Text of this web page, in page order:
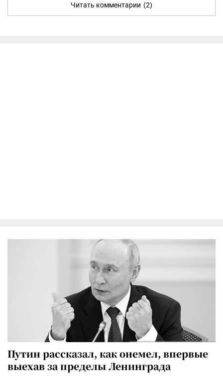
Читать комментарии (2)
Путин рассказал, как онемел, впервые
выехав за пределы Ленинграда